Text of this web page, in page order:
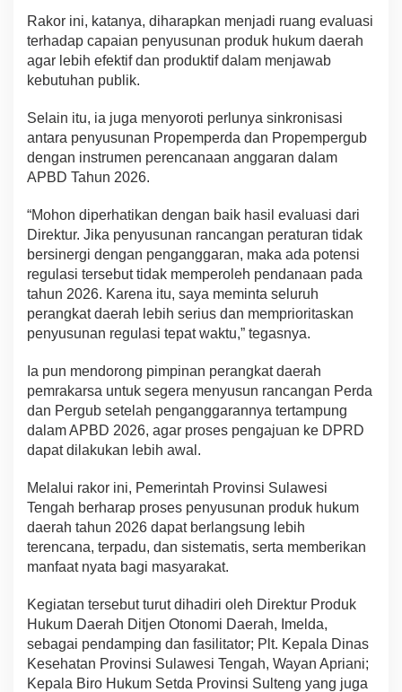
Rakor ini, katanya, diharapkan menjadi ruang evaluasi
terhadap capaian penyusunan produk hukum daerah
agar lebih efektif dan produktif dalam menjawab
kebutuhan publik.
Selain itu, ia juga menyoroti perlunya sinkronisasi
antara penyusunan Propemperda dan Propempergub
dengan instrumen perencanaan anggaran dalam
APBD Tahun 2026.
“Mohon diperhatikan dengan baik hasil evaluasi dari
Direktur. Jika penyusunan rancangan peraturan tidak
bersinergi dengan penganggaran, maka ada potensi
regulasi tersebut tidak memperoleh pendanaan pada
tahun 2026. Karena itu, saya meminta seluruh
perangkat daerah lebih serius dan memprioritaskan
penyusunan regulasi tepat waktu,” tegasnya.
Ia pun mendorong pimpinan perangkat daerah
pemrakarsa untuk segera menyusun rancangan Perda
dan Pergub setelah penganggarannya tertampung
dalam APBD 2026, agar proses pengajuan ke DPRD
dapat dilakukan lebih awal.
Melalui rakor ini, Pemerintah Provinsi Sulawesi
Tengah berharap proses penyusunan produk hukum
daerah tahun 2026 dapat berlangsung lebih
terencana, terpadu, dan sistematis, serta memberikan
manfaat nyata bagi masyarakat.
Kegiatan tersebut turut dihadiri oleh Direktur Produk
Hukum Daerah Ditjen Otonomi Daerah, Imelda,
sebagai pendamping dan fasilitator; Plt. Kepala Dinas
Kesehatan Provinsi Sulawesi Tengah, Wayan Apriani;
Kepala Biro Hukum Setda Provinsi Sulteng yang juga